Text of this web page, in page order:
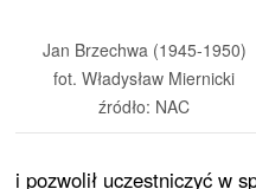
Jan Brzechwa (1945-1950)
fot. Władysław Miernicki
źródło: NAC
i pozwolił uczestniczyć w